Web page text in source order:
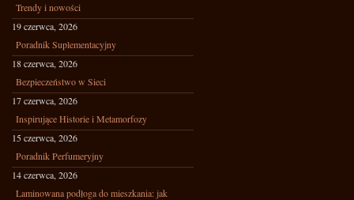
Trendy i nowości
19 czerwca, 2026
Poradnik Suplementacyjny
18 czerwca, 2026
Bezpieczeństwo w Sieci
17 czerwca, 2026
Inspirujące Historie i Metamorfozy
15 czerwca, 2026
Poradnik Perfumeryjny
14 czerwca, 2026
Laminowana podłoga do mieszkania: jak